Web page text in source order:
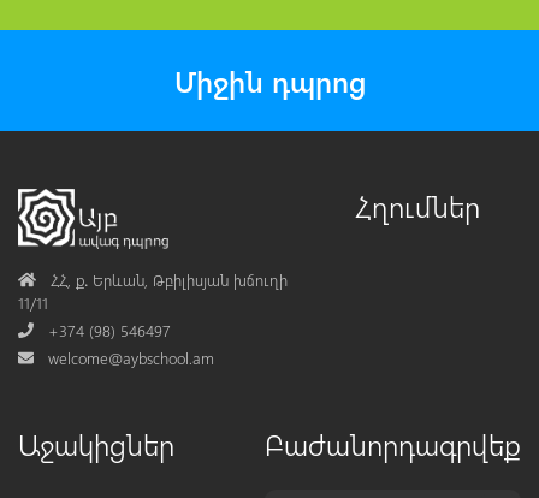
Միջին դպրոց
AddressՀՀ, ք․ Երևան, Թբիլիսյան խճուղի
11/11
Phone+374 (98) 546497
Mail
welcome@aybschool.am
Հղումներ
Աջակիցներ Բաժանորդագրվեք